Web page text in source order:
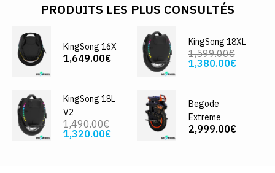
PRODUITS LES PLUS CONSULTÉS
KingSong 16X
1,649.00€
KingSong 18XL
1,599.00€
1,380.00€
KingSong 18L
V2
1,490.00€
1,320.00€
Begode
Extreme
2,999.00€